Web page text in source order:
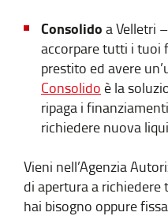
Consolido a Velletri
accorpare tutti i tuoi
prestito ed avere
Consolido è la
ripaga i
richiedere nuova
Vieni nell’Agenzia
di apertura a
hai bisogno oppure